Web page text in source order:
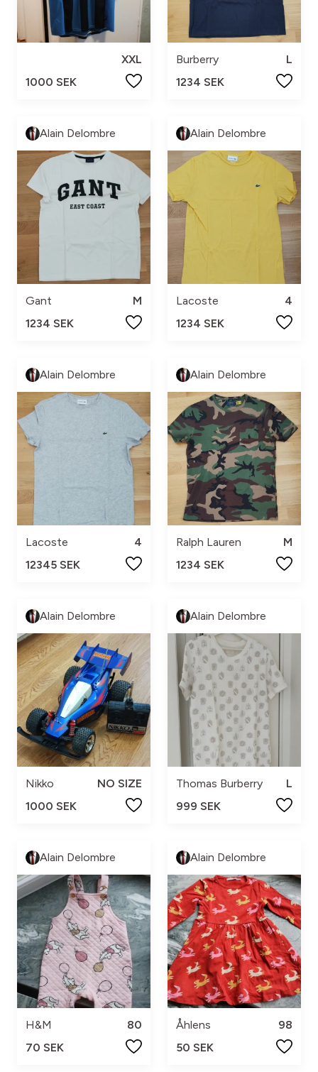
XXL
1000 SEK
Burberry
L
1234 SEK
Alain Delombre
Gant
M
1234 SEK
Alain Delombre
Lacoste
4
1234 SEK
Alain Delombre
Lacoste
4
12345 SEK
Alain Delombre
Ralph Lauren
M
1234 SEK
Alain Delombre
Nikko
NO SIZE
1000 SEK
Alain Delombre
Thomas Burberry
L
999 SEK
Alain Delombre
H&M
80
70 SEK
Alain Delombre
Åhlens
98
50 SEK